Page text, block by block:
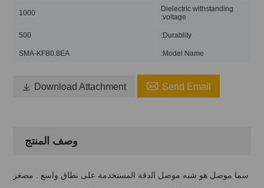
Dielectric withstanding
voltage:
1000
Durablity:
500
Model Name:
SMA-KFB0.8EA
 Send Email
 Download Attachment
وصف المنتج
سما موصل هو شبه موصل الدقة المستخدمة على نطاق واسع . مصغر